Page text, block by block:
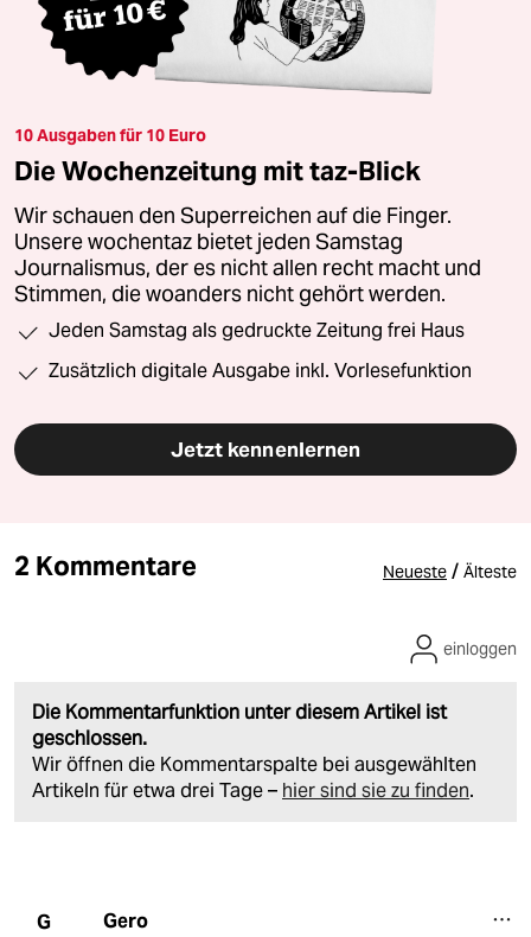
10 Ausgaben für 10 Euro
Die Wochenzeitung mit taz-Blick
Wir schauen den Superreichen auf die Finger.
Unsere wochentaz bietet jeden Samstag
Journalismus, der es nicht allen recht macht und
Stimmen, die woanders nicht gehört werden.
Jeden Samstag als gedruckte Zeitung frei Haus
Zusätzlich digitale Ausgabe inkl. Vorlesefunktion
Jetzt kennenlernen
2 Kommentare Neueste / Älteste
Die Kommentarfunktion unter diesem Artikel ist
geschlossen.
Wir öffnen die Kommentarspalte bei ausgewählten
Artikeln für etwa drei Tage – hier sind sie zu finden.
einloggen
G Gero